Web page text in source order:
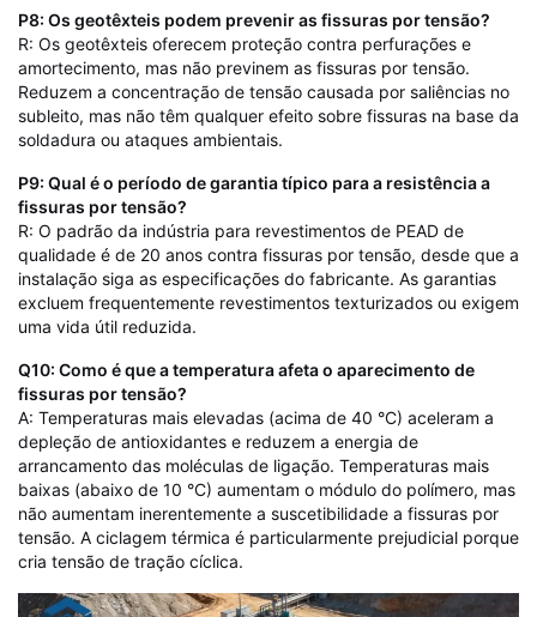
P8: Os geotêxteis podem prevenir as fissuras por tensão?
R: Os geotêxteis oferecem proteção contra perfurações e
amortecimento, mas não previnem as fissuras por tensão.
Reduzem a concentração de tensão causada por saliências no
subleito, mas não têm qualquer efeito sobre fissuras na base da
soldadura ou ataques ambientais.
P9: Qual é o período de garantia típico para a resistência a
fissuras por tensão?
R: O padrão da indústria para revestimentos de PEAD de
qualidade é de 20 anos contra fissuras por tensão, desde que a
instalação siga as especificações do fabricante. As garantias
excluem frequentemente revestimentos texturizados ou exigem
uma vida útil reduzida.
Q10: Como é que a temperatura afeta o aparecimento de
fissuras por tensão?
A: Temperaturas mais elevadas (acima de 40 °C) aceleram a
depleção de antioxidantes e reduzem a energia de
arrancamento das moléculas de ligação. Temperaturas mais
baixas (abaixo de 10 °C) aumentam o módulo do polímero, mas
não aumentam inerentemente a suscetibilidade a fissuras por
tensão. A ciclagem térmica é particularmente prejudicial porque
cria tensão de tração cíclica.